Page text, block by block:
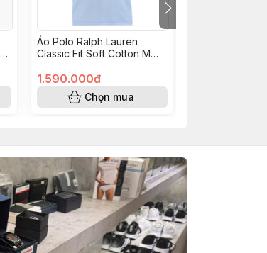
Áo Polo Ralph Lauren
Classic Fit Soft Cotton M
1.590.000đ
Chọn mua